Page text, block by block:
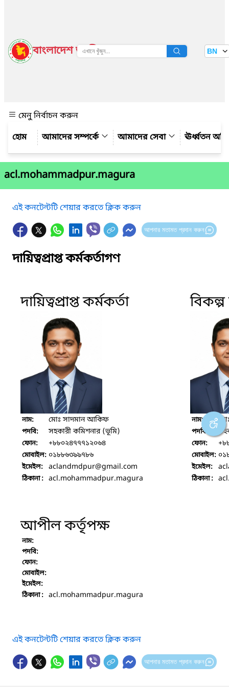
বাংলাদেশ জাতীয় তথ্য বাতায়ন BN
মেনু নির্বাচন করুন
আমাদের সম্পর্কে
আমাদের সেবা ঊর্ধ্বতন
acl.mohammadpur.magura
এই কনটেন্টটি শেয়ার করতে ক্লিক করুন
আপনার মতামত প্রদান করুন
দায়িত্বপ্রাপ্ত কর্মকর্তাগণ
দায়িত্বপ্রাপ্ত কর্মকর্তা
নাম: মোঃ সাদমান আকিফ
পদবি: সহকারী কমিশনার (ভূমি)
ফোন: +৮৮০২৪৭৭৭১২০৬৪
মোবাইল: ০১৮৮৬৩৯৯৭৮৬
ইমেইল: aclandmdpur@gmail.com
ঠিকানা : acl.mohammadpur.magura
বিকল্প
নাম:
পদবি:
ফোন:
মোবাইল:
ইমেইল:
ঠিকানা :
আপীল কর্তৃপক্ষ
নাম:
পদবি:
ফোন:
মোবাইল:
ইমেইল:
ঠিকানা : acl.mohammadpur.magura
এই কনটেন্টটি শেয়ার করতে ক্লিক করুন
আপনার মতামত প্রদান করুন